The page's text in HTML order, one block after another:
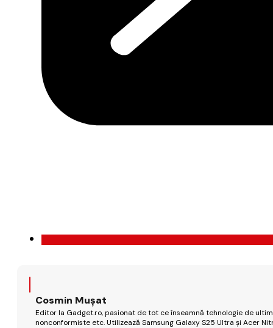
Cosmin Mușat
Editor la Gadget.ro, pasionat de tot ce înseamnă tehnologie de
nonconformiste etc. Utilizează Samsung Galaxy S25 Ultra și Acer